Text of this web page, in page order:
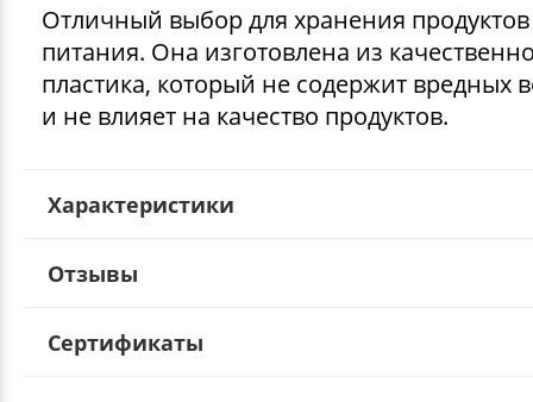
Отличный выбор для хранения продуктов
питания. Она изготовлена из
пластика, который не содержит вредных
и не влияет на качество продуктов.
Характеристики
Отзывы
Сертификаты